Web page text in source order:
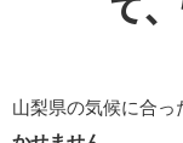
山梨県の気候に合っ